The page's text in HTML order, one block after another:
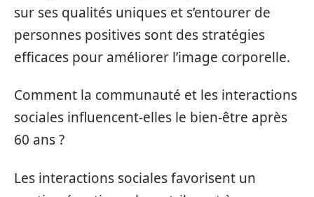
sur ses qualités uniques et s’entourer de
personnes positives sont des stratégies
efficaces pour améliorer l’image corporelle.
Comment la communauté et les interactions
sociales influencent-elles le bien-être après
60 ans ?
Les interactions sociales favorisent un